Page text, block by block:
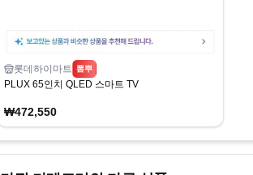
롯데하이마트 뽐뿌
PLUX 65인치 QLED 스마트 TV
₩472,550